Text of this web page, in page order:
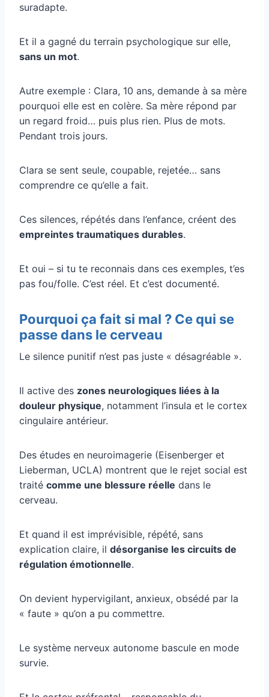
suradapte.
Et il a gagné du terrain psychologique sur elle,
sans un mot.
Autre exemple : Clara, 10 ans, demande à sa mère
pourquoi elle est en colère. Sa mère répond par
un regard froid… puis plus rien. Plus de mots.
Pendant trois jours.
Clara se sent seule, coupable, rejetée… sans
comprendre ce qu’elle a fait.
Ces silences, répétés dans l’enfance, créent des
empreintes traumatiques durables.
Et oui – si tu te reconnais dans ces exemples, t’es
pas fou/folle. C’est réel. Et c’est documenté.
Pourquoi ça fait si mal ? Ce qui se
passe dans le cerveau
Le silence punitif n’est pas juste « désagréable ».
Il active des zones neurologiques liées à la
douleur physique, notamment l’insula et le cortex
cingulaire antérieur.
Des études en neuroimagerie (Eisenberger et
Lieberman, UCLA) montrent que le rejet social est
traité comme une blessure réelle dans le
cerveau.
Et quand il est imprévisible, répété, sans
explication claire, il désorganise les circuits de
régulation émotionnelle.
On devient hypervigilant, anxieux, obsédé par la
« faute » qu’on a pu commettre.
Le système nerveux autonome bascule en mode
survie.